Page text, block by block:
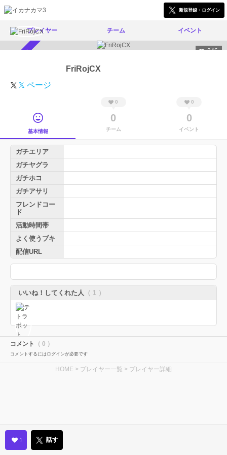
新規登録・ログイン
プレイヤー チーム イベント
246
FriRojCX
𝕏 ページ
基本情報
0
0
チーム
0
0
イベント
ガチエリア
ガチヤグラ
ガチホコ
ガチアサリ
フレンドコー
ド
活動時間帯
よく使うブキ
配信URL
いいね！してくれた人 （ 1 ）
コメント （ 0 ）
コメントするにはログインが必要です
HOME > プレイヤー一覧 > プレイヤー詳細
1 話す